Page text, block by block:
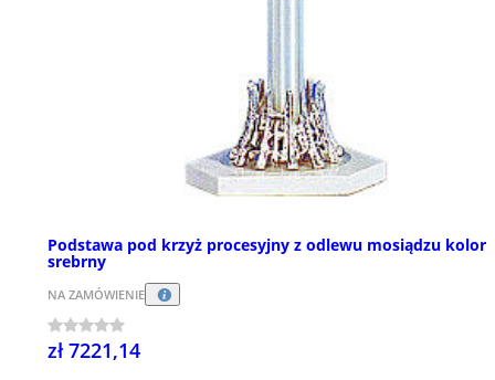
Podstawa pod krzyż procesyjny z odlewu mosiądzu kolor
srebrny
NA ZAMÓWIENIE
zł 7221,14